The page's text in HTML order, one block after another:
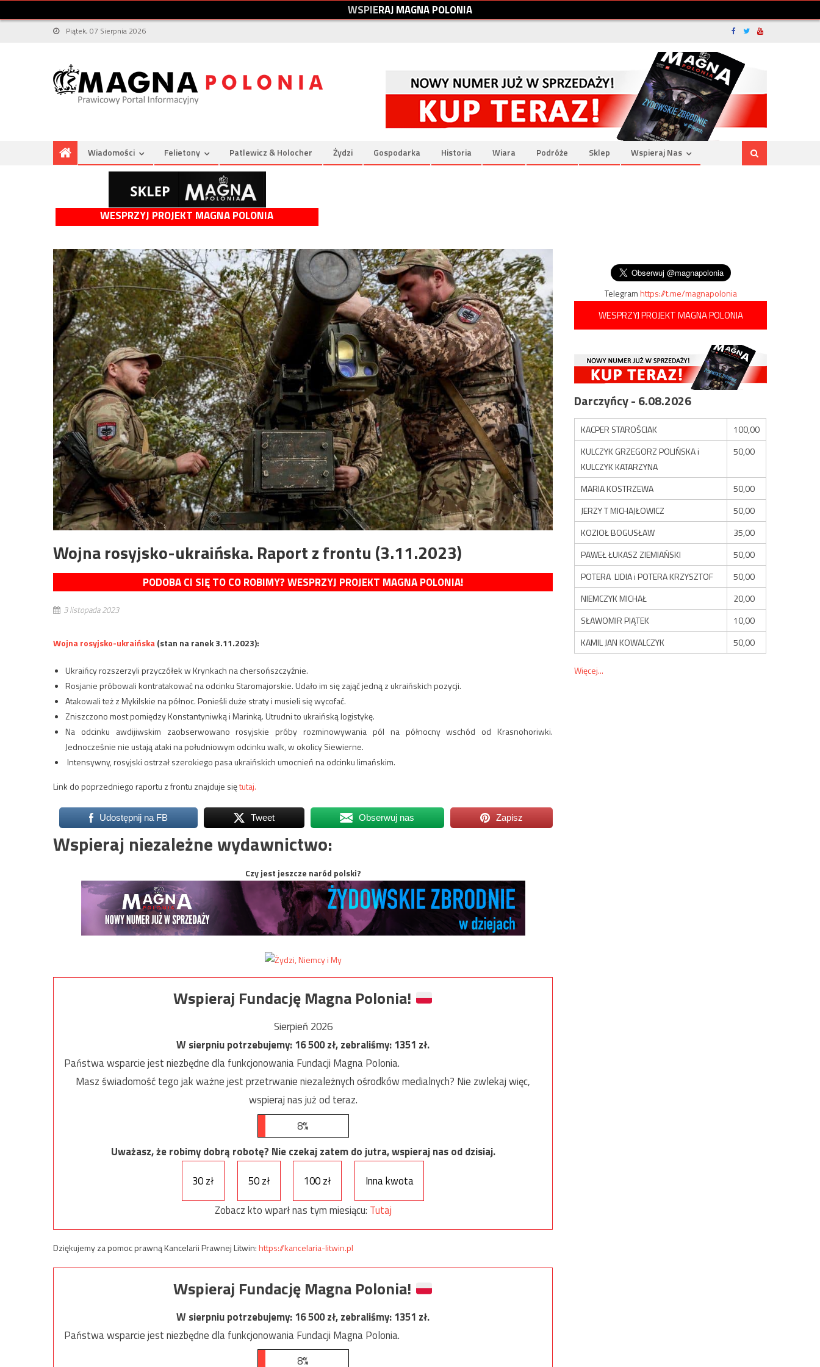
WSPIERAJMAGNAPOLONIA
Piątek, 07 Sierpnia 2026
Wiadomości Felietony Patlewicz & Holocher Żydzi Gospodarka Historia Wiara Podróże Sklep Wspieraj Nas
WESPRZYJ PROJEKT MAGNA POLONIA
Wojna rosyjsko-ukraińska. Raport z frontu (3.11.2023)
PODOBA CI SIĘ TO CO ROBIMY? WESPRZYJ PROJEKT MAGNA POLONIA!
3 listopada 2023
Wojna rosyjsko-ukraińska(stan na ranek 3.11.2023):
Ukraińcy rozszerzyli przyczółek w Krynkach na chersońszczyźnie.
Rosjanie próbowali kontratakować na odcinku Staromajorskie. Udało im się zająć jedną z ukraińskich pozycji.
Atakowali też z Mykilskie na północ. Ponieśli duże straty i musieli się wycofać.
Zniszczono most pomiędzy Konstantyniwką i Marinką. Utrudni to ukraińską logistykę.
Na odcinku awdijiwskim zaobserwowano rosyjskie próby rozminowywania pól na północny wschód od Krasnohoriwki.
Jednocześnie nie ustają ataki na południowym odcinku walk, w okolicy Siewierne.
Intensywny, rosyjski ostrzał szerokiego pasa ukraińskich umocnień na odcinku limańskim.
Link do poprzedniego raportu z frontu znajduje siętutaj.
Udostępnij na FB Tweet Obserwuj nas Zapisz
Wspieraj niezależne wydawnictwo:
Czy jest jeszcze naród polski?
Wspieraj Fundację Magna Polonia!
Sierpień 2026
W sierpniu potrzebujemy:16 500zł, zebraliśmy:1351 zł.
Państwa wsparcie jest niezbędne dla funkcjonowania Fundacji Magna Polonia.
Masz świadomość tego jak ważne jest przetrwanie niezależnych ośrodków medialnych? Nie zwlekaj więc,
wspieraj nas już od teraz.
8%
Uważasz, że robimy dobrą robotę? Nie czekaj zatem do jutra, wspieraj nas od dzisiaj.
30 zł
50 zł 100 zł
Inna kwota
Zobacz kto wparł nas tym miesiącu: Tutaj
Dziękujemy za pomoc prawną Kancelarii Prawnej Litwin:https://kancelaria-litwin.pl
Wspieraj Fundację Magna Polonia!
W sierpniu potrzebujemy:16 500zł, zebraliśmy:1351 zł.
Państwa wsparcie jest niezbędne dla funkcjonowania Fundacji Magna Polonia.
8%
Telegramhttps://t.me/magnapolonia
WESPRZYJ PROJEKT MAGNA POLONIA
Darczyńcy - 6.08.2026
KACPER STAROŚCIAK
100,00
KULCZYK GRZEGORZ POLIŃSKA i
KULCZYK KATARZYNA
50,00
MARIA KOSTRZEWA
50,00
JERZY T MICHAJŁOWICZ
50,00
KOZIOŁ BOGUSŁAW
35,00
PAWEŁ ŁUKASZ ZIEMIAŃSKI
50,00
POTERA LIDIA i POTERA KRZYSZTOF
50,00
NIEMCZYK MICHAŁ
20,00
SŁAWOMIR PIĄTEK
10,00
KAMIL JAN KOWALCZYK
50,00
Więcej...